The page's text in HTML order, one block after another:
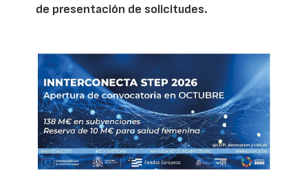
de presentación de solicitudes.